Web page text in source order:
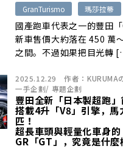
GranTurismo 瑪莎拉蒂
國產跑車代表之一的豐田「
新車售價大約落在 450 萬
之間。不過如果把目光轉
2025.12.29 作者： KURUMA
一手企劃/ 專題企劃
豐田全新「日本製超跑」
搭載4升「V8」引擎，
匹！
超長車頭與輕量化車身的
GR「GT」，究竟是什麼